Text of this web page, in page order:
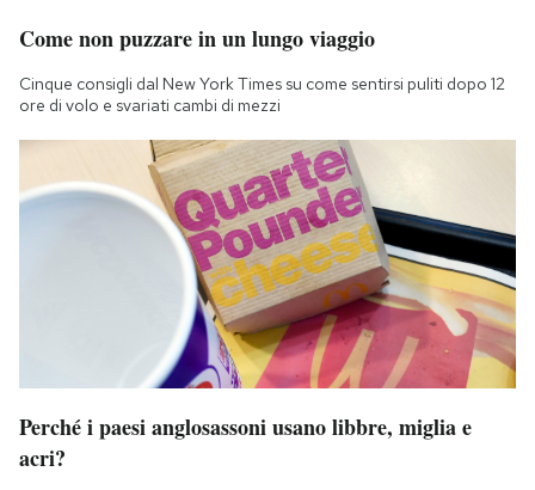
Come non puzzare in un lungo viaggio
Cinque consigli dal New York Times su come sentirsi puliti dopo 12
ore di volo e svariati cambi di mezzi
Perché i paesi anglosassoni usano libbre, miglia e
acri?